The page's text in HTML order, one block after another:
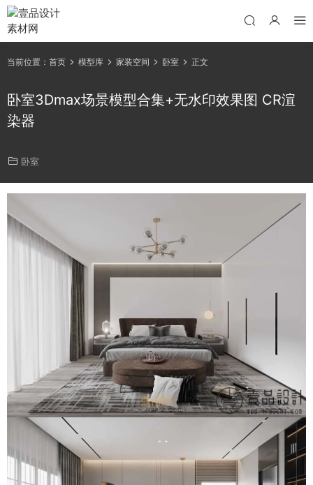
当前位置： 首页 模型库 家装空间 卧室 正文
卧室3Dmax场景模型合集+无水印效果图 CR渲
染器
卧室